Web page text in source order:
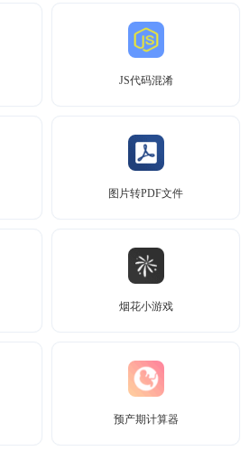
JS代码混淆
图片转PDF文件
烟花小游戏
预产期计算器